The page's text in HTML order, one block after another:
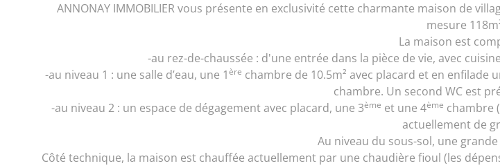
ANNONAY IMMOBILIER vous présente en exclusivité cette charmante maison de
mesure
La maison est
-au rez-de-chaussée : d'une entrée dans la pièce de vie, avec
-au niveau 1 : une salle d’eau, une 1ère chambre de 10.5m² avec placard et en enfilade
chambre. Un second WC est
-au niveau 2 : un espace de dégagement avec placard, une 3ème et une 4ème chambre
actuellement de
Au niveau du sous-sol, une grande
Côté technique, la maison est chauffée actuellement par une chaudière fioul (les